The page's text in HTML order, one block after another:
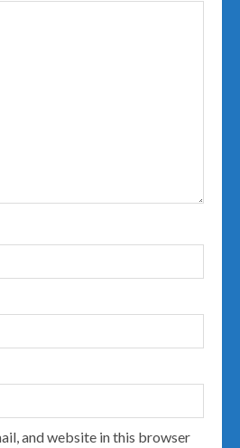
and website in this browser